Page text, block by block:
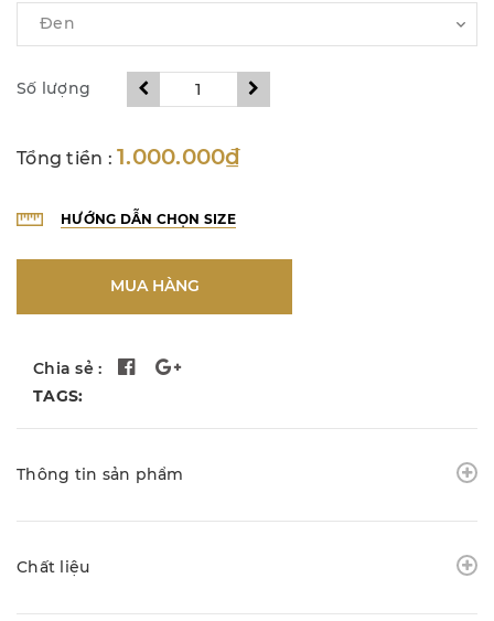
Số lượng
Tổng tiền : 1.000.000₫
HƯỚNG DẪN CHỌN SIZE
MUA HÀNG
Chia sẻ :
TAGS:
Thông tin sản phẩm
Chất liệu